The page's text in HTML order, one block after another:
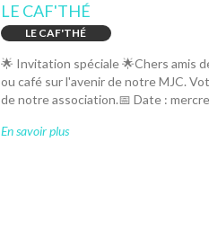
LE CAF'THÉ
LE CAF'THÉ
🌟 Invitation spéciale 🌟Chers amis
ou café sur l'avenir de notre MJC.
de notre association.📅 Date :
En savoir plus